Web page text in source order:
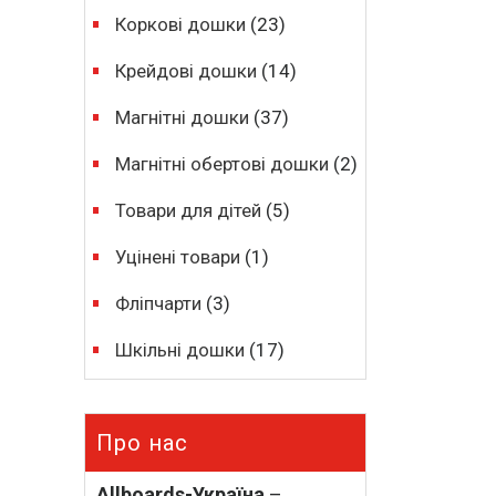
Коркові дошки (23)
Крейдові дошки (14)
Магнітні дошки (37)
Магнітні обертові дошки (2)
Товари для дітей (5)
Уцінені товари (1)
Фліпчарти (3)
Шкільні дошки (17)
Про нас